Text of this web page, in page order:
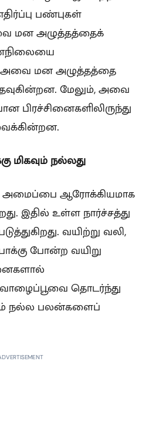
பண்புகள்
மன அழுத்தத்தைக்
அவை மன அழுத்தத்தை
மேலும், அவை
பிரச்சினைகளிலிருந்து
மிகவும் நல்லது
அமைப்பை ஆரோக்கியமாக
இதில் உள்ள நார்ச்சத்து
வயிற்று வலி,
போன்ற வயிறு
தொடர்ந்து
நல்ல பலன்களைப்